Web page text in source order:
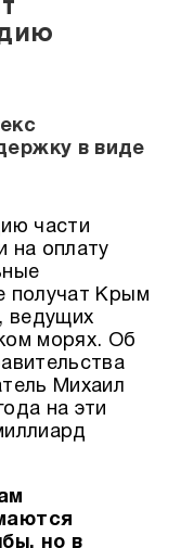
в виде
части
на оплату
получат Крым
ведущих
морях. Об
Михаил
на эти
но в